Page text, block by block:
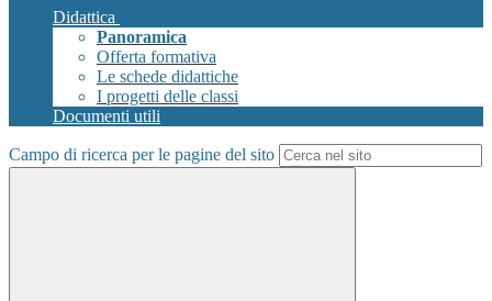
Didattica
Panoramica
Offerta formativa
Le schede didattiche
I progetti delle classi
Documenti utili
Campo di ricerca per le pagine del sito